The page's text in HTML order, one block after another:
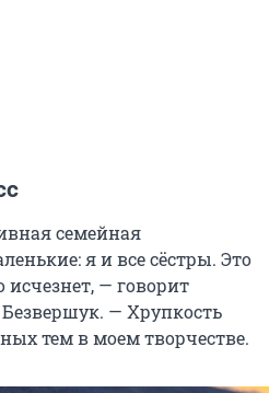
семейная
я и все сёстры. Это
исчезнет, — говорит
— Хрупкость
тем в моем творчестве.